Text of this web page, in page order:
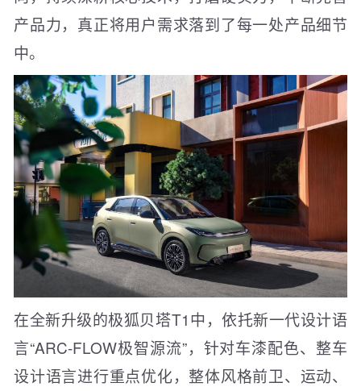
产品力，真正将用户需求落到了每一处产品细节
中。
在全新升级的极狐贝塔T1中，依托新一代设计语
言“ARC-FLOW极智源流”，针对车漆配色、整车
设计语言进行重点优化，整体风格前卫、运动、